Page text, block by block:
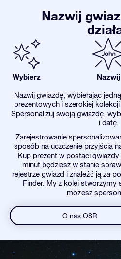
Nazwij
Wybierz Nazwij
Nazwij gwiazdę, wybierając
prezentowych i szerokiej
Spersonalizuj swoją gwiazdę,
i datę.
Zarejestrowanie
sposób na uczczenie przyjścia
Kup prezent w postaci
minut będziesz w stanie
rejestrze gwiazd i znaleźć ją za
Finder. My z kolei stworzymy
możesz
O nas OSR